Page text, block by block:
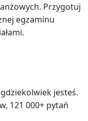
Przygotuj
egzaminu
jesteś.
121 000+ pytań